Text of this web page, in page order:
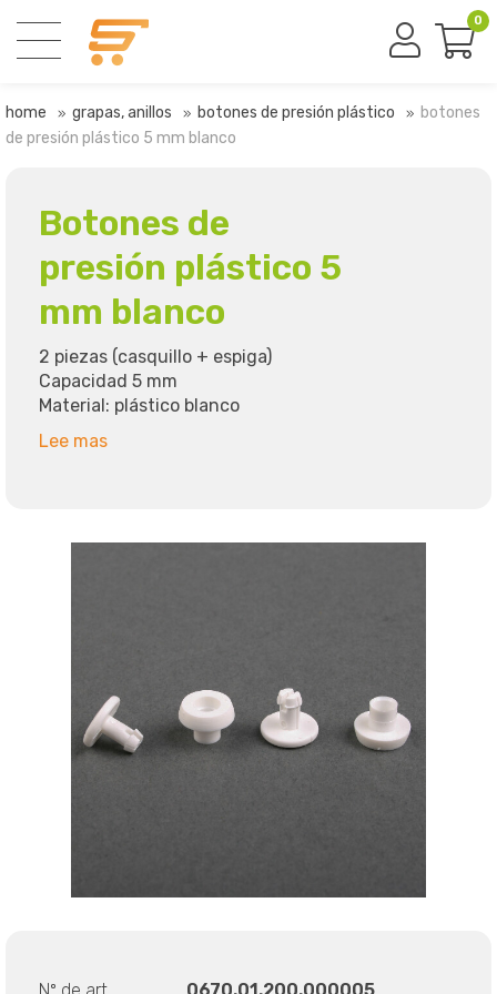
0
home grapas, anillos botones de presión plástico
botones
de presión plástico 5 mm blanco
Botones de
presión plástico 5
mm blanco
2 piezas (casquillo + espiga)
Capacidad 5 mm
Material: plástico blanco
Lee mas